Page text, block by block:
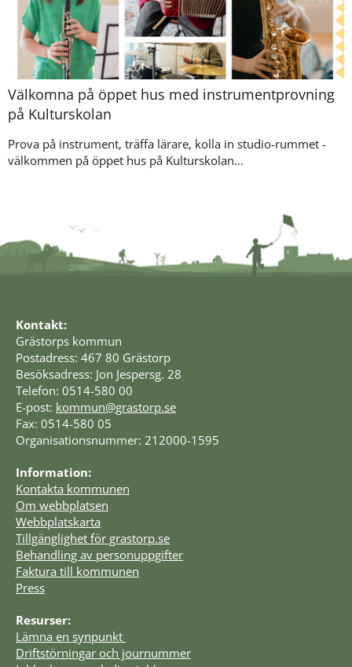
Välkomna på öppet hus med instrumentprovning
på Kulturskolan
Prova på instrument, träffa lärare, kolla in studio-rummet -
välkommen på öppet hus på Kulturskolan...
Kontakt:
Grästorps kommun
Postadress: 467 80 Grästorp
Besöksadress: Jon Jespersg. 28
Telefon: 0514-580 00
E-post: kommun@grastorp.se
Fax: 0514-580 05
Organisationsnummer: 212000-1595
Information:
Kontakta kommunen
Om webbplatsen
Webbplatskarta
Tillgänglighet för grastorp.se
Behandling av personuppgifter
Faktura till kommunen
Press
Resurser:
Lämna en synpunkt
Driftstörningar och journummer